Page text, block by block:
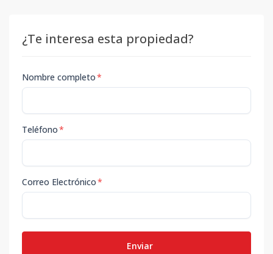
¿Te interesa esta propiedad?
Nombre completo*
Teléfono*
Correo Electrónico*
Enviar